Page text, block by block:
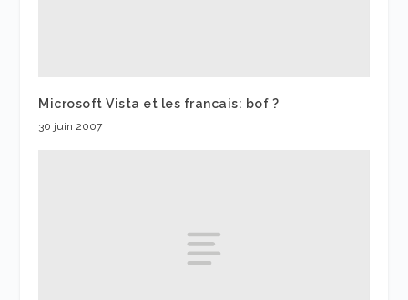
Microsoft Vista et les francais: bof ?
30 juin 2007